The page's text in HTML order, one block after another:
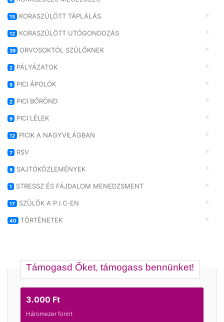
15 KORASZÜLÖTT TÁPLÁLÁS
12 KORASZÜLÖTT UTÓGONDOZÁS
39 ORVOSOKTÓL SZÜLŐKNEK
2 PÁLYÁZATOK
5 PICI ÁPOLÓK
2 PICI BŐRÖND
9 PICI LÉLEK
12 PICIK A NAGYVILÁGBAN
7 RSV
8 SAJTÓKÖZLEMÉNYEK
1 STRESSZ ÉS FÁJDALOM MENEDZSMENT
17 SZÜLŐK A P.I.C-EN
40 TÖRTÉNETEK
Támogasd Őket, támogass bennünket!
3.000 Ft
Háromezer forint